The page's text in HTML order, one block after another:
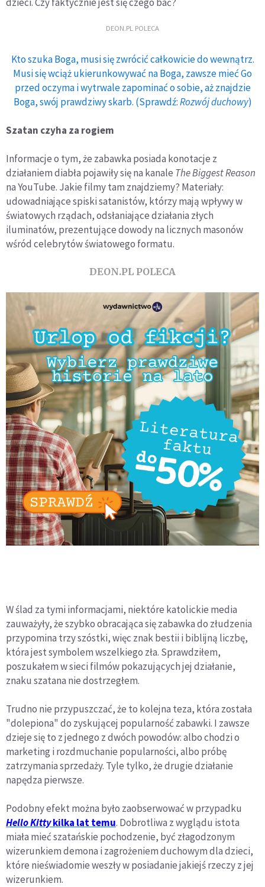
DEON.PL POLECA
Kto szuka Boga, musi się zwrócić całkowicie do wewnątrz.
Musi się wciąż ukierunkowywać na Boga, zawsze mieć Go
przed oczyma i wytrwale zapominać o sobie, aż znajdzie
Boga, swój prawdziwy skarb. (Sprawdź:Rozwój duchowy)
Szatan czyha za rogiem
Informacje o tym, że zabawka posiada konotacje z
działaniem diabła pojawiły się na kanale The Biggest Reason
na YouTube. Jakie filmy tam znajdziemy? Materiały:
udowadniające spiski satanistów, którzy mają wpływy w
światowych rządach, odsłaniające działania złych
iluminatów, prezentujące dowody na licznych masonów
wśród celebrytów światowego formatu.
DEON.PL POLECA
W ślad za tymi informacjami, niektóre katolickie media
zauważyły, że szybko obracająca się zabawka do złudzenia
przypomina trzy szóstki, więc znak bestii i biblijną liczbę,
która jest symbolem wszelkiego zła. Sprawdziłem,
poszukałem w sieci filmów pokazujących jej działanie,
znaku szatana nie dostrzegłem.
Trudno nie przypuszczać, że to kolejna teza, która została
"dolepiona" do zyskującej popularność zabawki. I zawsze
dzieje się to z jednego z dwóch powodów: albo chodzi o
marketing i rozdmuchanie popularności, albo próbę
zatrzymania sprzedaży. Tyle tylko, że drugie działanie
napędza pierwsze.
Podobny efekt można było zaobserwować w przypadku
Hello Kittykilka lat temu. Dobrotliwa z wyglądu istota
miała mieć szatańskie pochodzenie, być złagodzonym
wizerunkiem demona i zagrożeniem duchowym dla dzieci,
które nieświadomie weszły w posiadanie jakiejś rzeczy z jej
wizerunkiem.